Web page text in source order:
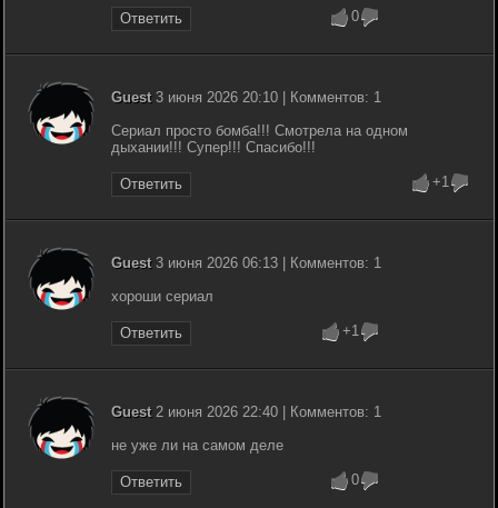
Ответить 0
Guest3 июня 2026 20:10 | Комментов: 1
Сериал просто бомба!!! Смотрела на одном
дыхании!!! Супер!!! Спасибо!!!
Ответить +1
Guest3 июня 2026 06:13 | Комментов: 1
хороши сериал
Ответить +1
Guest2 июня 2026 22:40 | Комментов: 1
не уже ли на самом деле
Ответить 0